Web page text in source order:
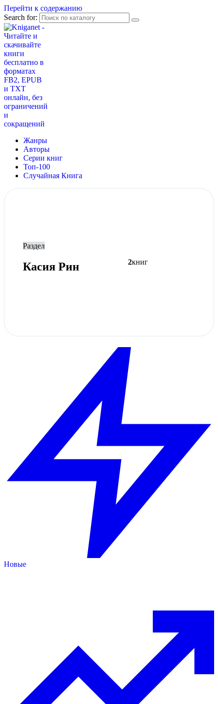
Перейти к содержанию
Search for:
Жанры
Авторы
Серии книг
Топ-100
Случайная Книга
Раздел
Касия Рин 2книг
Новые